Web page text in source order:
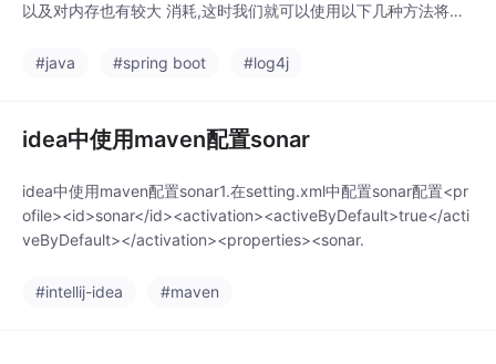
以及对内存也有较大 消耗,这时我们就可以使用以下几种方法将其
ty(“rocketmq.client.log.loadconfig”,“false”);2.方法二在log4j
#java #spring boot #log4j
idea中使用maven配置sonar
idea中使用maven配置sonar1.在setting.xml中配置sonar配置<pr
ofile><id>sonar</id><activation><activeByDefault>true</acti
veByDefault></activation><properties><sonar.
#intellij-idea #maven